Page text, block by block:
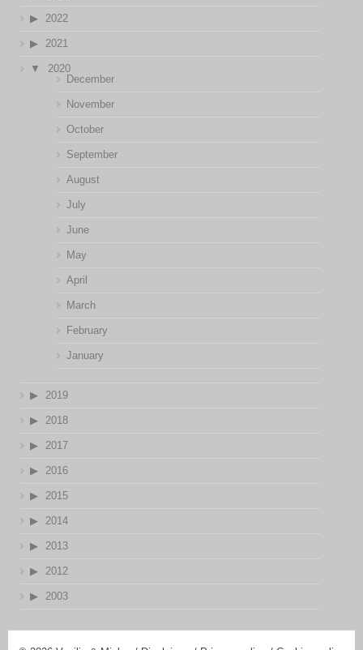
2022
2021
2020
December
November
October
September
August
July
June
May
April
March
February
January
2019
2018
2017
2016
2015
2014
2013
2012
2003